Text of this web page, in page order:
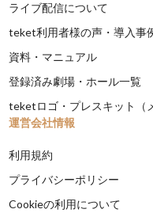
ライブ配信について
teket利用者様の声・導入事
資料・マニュアル
登録済み劇場・ホール一覧
teketロゴ・プレスキット（
運営会社情報
利用規約
プライバシーポリシー
Cookieの利用について